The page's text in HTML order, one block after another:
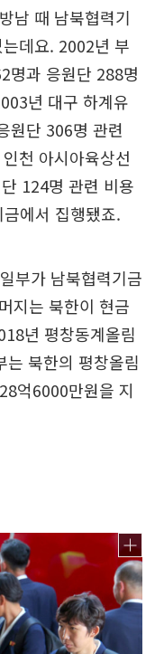
남 때 남북협력기
데요. 2002년 부
명과 응원단 288명
년 대구 하계유
원단 306명 관련
천 아시아육상선
124명 관련 비용
에서 집행됐죠.
부가 남북협력기금
지는 북한이 현금
년 평창동계올림
는 북한의 평창올림
억6000만원을 지